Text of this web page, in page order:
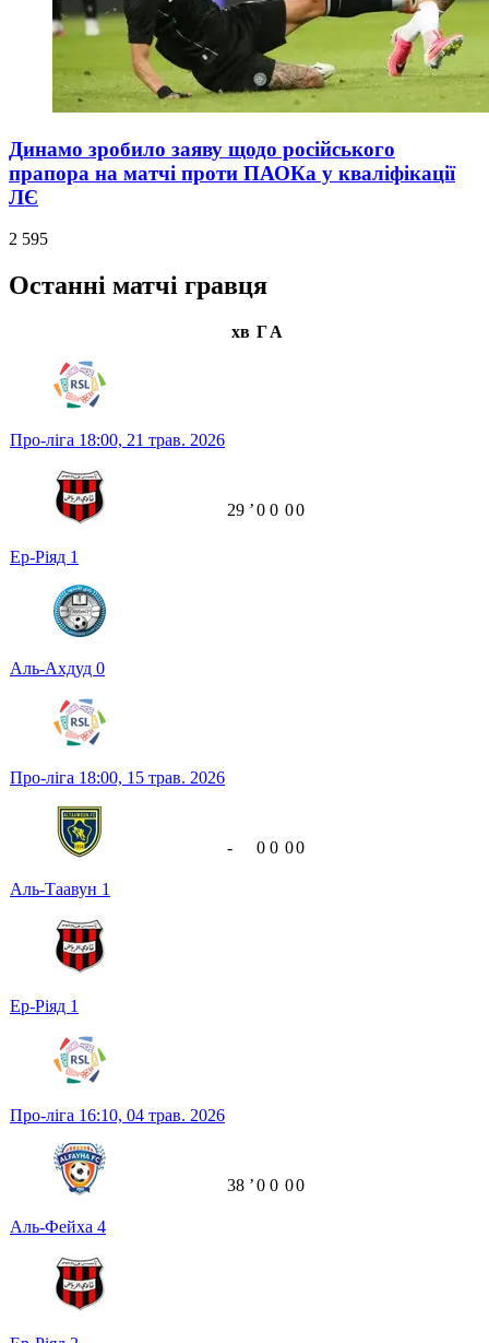
Динамо зробило заяву щодо російського
прапора на матчі проти ПАОКа у кваліфікації
ЛЄ
2 595
Останні матчі гравця
хв ГА
Про-ліга 18:00, 21 трав. 2026
Ер-Ріяд 1
Аль-Ахдуд 0
29 ʼ0 0 00
Про-ліга 18:00, 15 трав. 2026
Аль-Таавун 1
Ер-Ріяд 1
- 0 0 00
Про-ліга 16:10, 04 трав. 2026
Аль-Фейха 4
38 ʼ0 0 00